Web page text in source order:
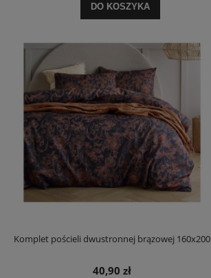
DO KOSZYKA
Komplet pościeli dwustronnej brązowej 160x200
40,90 zł